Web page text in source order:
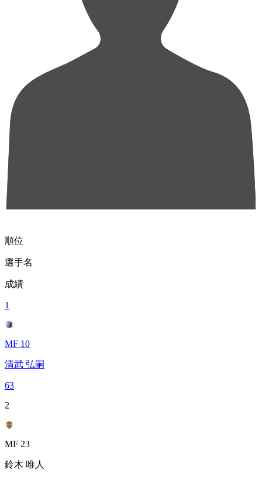
順位
選手名
成績
1
MF 10
清武 弘嗣
63
2
MF 23
鈴木 唯人